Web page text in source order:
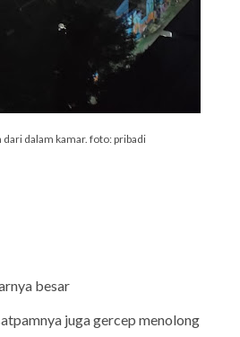
dari dalam kamar. foto: pribadi
besar
juga gercep menolong